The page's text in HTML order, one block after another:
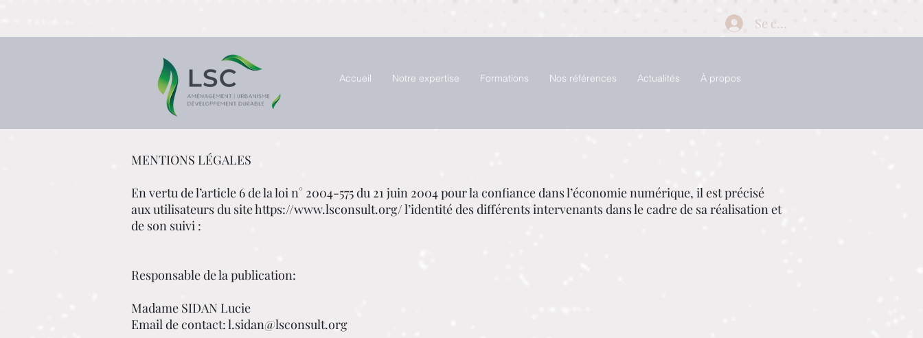
Se connecter
Accueil Notre expertise Formations Nos références Actualités À propos
MENTIONS LÉGALES
En vertu de l’article 6 de la loi n° 2004-575 du 21 juin 2004 pour la confiance dans l’économie numérique, il est précisé
aux utilisateurs du sitehttps://www.lsconsult.org/l’identité des différents intervenants dans le cadre de sa réalisation et
de son suivi :
Responsable de la publication:
Madame SIDAN Lucie
Email de contact: l.sidan@lsconsult.org